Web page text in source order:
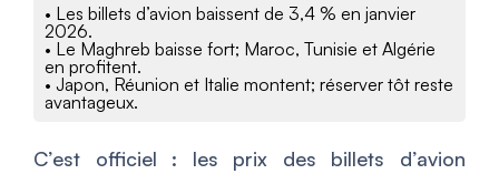
• Les billets d’avion baissent de 3,4 % en janvier
2026.
• Le Maghreb baisse fort; Maroc, Tunisie et Algérie
en profitent.
• Japon, Réunion et Italie montent; réserver tôt reste
avantageux.
C’est officiel : les prix des billets d’avion